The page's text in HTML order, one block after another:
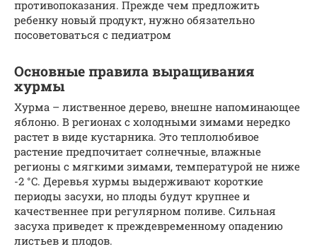
противопоказания. Прежде чем предложить
ребенку новый продукт, нужно обязательно
посоветоваться с педиатром
Основные правила выращивания
хурмы
Хурма – лиственное дерево, внешне напоминающее
яблоню. В регионах с холодными зимами нередко
растет в виде кустарника. Это теплолюбивое
растение предпочитает солнечные, влажные
регионы с мягкими зимами, температурой не ниже
-2 °C. Деревья хурмы выдерживают короткие
периоды засухи, но плоды будут крупнее и
качественнее при регулярном поливе. Сильная
засуха приведет к преждевременному опадению
листьев и плодов.